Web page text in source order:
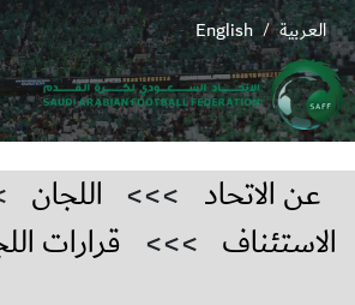
English / العربية
عن الاتحاد >>> اللجان
الاستئناف >>> قرارات